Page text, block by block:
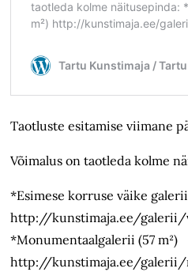
Taotluste esitamise viimane
Võimalus on taotleda kolme
*Esimese korruse väike galerii
http://kunstimaja.ee/galerii/
*Monumentaalgalerii (57 m²)
http://kunstimaja.ee/galerii/